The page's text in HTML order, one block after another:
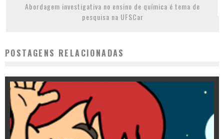
Abordagem investigativa no ensino de química é tema de
pesquisa na UFSCar
POSTAGENS RELACIONADAS